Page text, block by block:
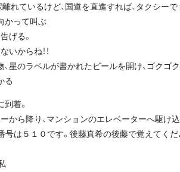
離れているけど、国道を直進すれば、タクシー
かって叫ぶ
げる。
からね！！
星のラベルが書かれたビールを開け、ゴクゴ
る
着。
から降り、マンションのエレベーターへ駆け
号は５１０です。後藤真希の後藤で覚えてくだ